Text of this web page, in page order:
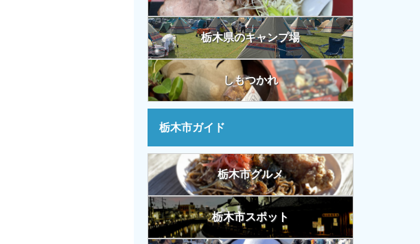
栃木県のキャンプ場
しもつかれ
栃木市ガイド
栃木市グルメ
栃木市スポット